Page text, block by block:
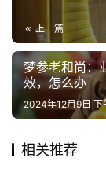
佛
教
人
物
寺
登录
上一篇
梦参老和尚：
效，怎么办
2024年12月9日
相关推荐